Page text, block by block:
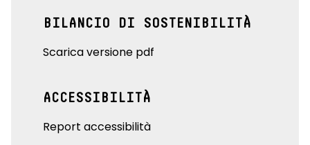
BILANCIO DI SOSTENIBILITÀ
Scarica versione pdf
ACCESSIBILITÀ
Report accessibilità